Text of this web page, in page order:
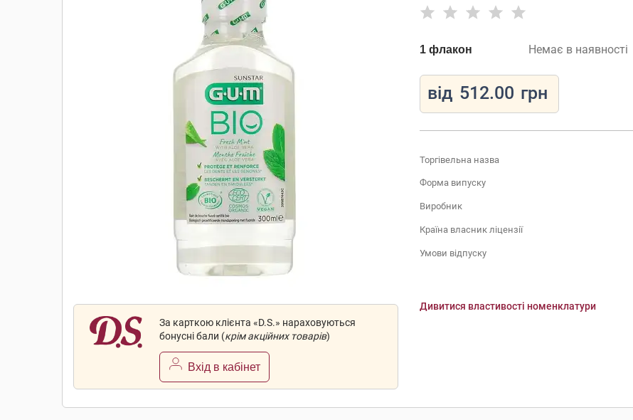
За карткою клієнта «D.S.» нараховуються
бонусні бали (крім акційних товарів)
Вхід в кабінет
1 флакон Немає в наявності
від 512.00 грн
Торгівельна назва
Форма випуску
Виробник
Країна власник ліцензії
Умови відпуску
Дивитися властивості номенклатури